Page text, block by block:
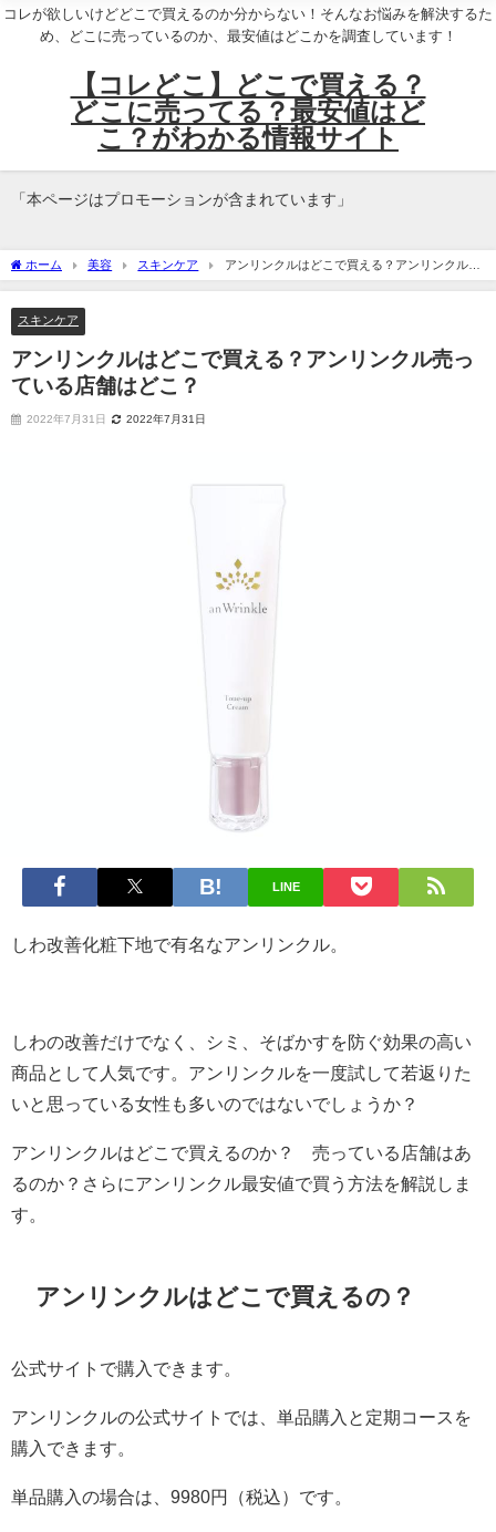
コレが欲しいけどどこで買えるのか分からない！そんなお悩みを解決するた
め、どこに売っているのか、最安値はどこかを調査しています！
【コレどこ】どこで買える？
どこに売ってる？最安値はど
こ？がわかる情報サイト
「本ページはプロモーションが含まれています」
ホーム 美容 スキンケア
アンリンクルはどこで買える？アンリンクル売
っている店舗はどこ？
スキンケア
アンリンクルはどこで買える？アンリンクル売っ
ている店舗はどこ？
2022年7月31日 2022年7月31日
LINE
しわ改善化粧下地で有名なアンリンクル。
しわの改善だけでなく、シミ、そばかすを防ぐ効果の高い
商品として人気です。アンリンクルを一度試して若返りた
いと思っている女性も多いのではないでしょうか？
アンリンクルはどこで買えるのか？ 売っている店舗はあ
るのか？さらにアンリンクル最安値で買う方法を解説しま
す。
アンリンクルはどこで買えるの？
公式サイトで購入できます。
アンリンクルの公式サイトでは、単品購入と定期コースを
購入できます。
単品購入の場合は、9980円（税込）です。